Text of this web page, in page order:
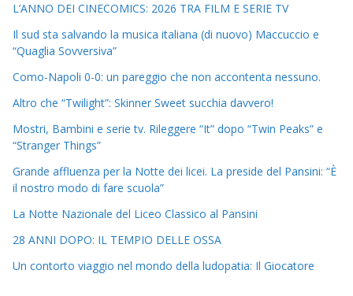
L’ANNO DEI CINECOMICS: 2026 TRA FILM E SERIE TV
Il sud sta salvando la musica italiana (di nuovo) Maccuccio e
“Quaglia Sovversiva”
Como-Napoli 0-0: un pareggio che non accontenta nessuno.
Altro che “Twilight”: Skinner Sweet succhia davvero!
Mostri, Bambini e serie tv. Rileggere “It” dopo “Twin Peaks” e
“Stranger Things”
Grande affluenza per la Notte dei licei. La preside del Pansini: “È
il nostro modo di fare scuola”
La Notte Nazionale del Liceo Classico al Pansini
28 ANNI DOPO: IL TEMPIO DELLE OSSA
Un contorto viaggio nel mondo della ludopatia: Il Giocatore